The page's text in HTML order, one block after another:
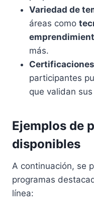
Variedad de
áreas como
más.
participantes
que validan
Ejemplos de
disponibles
A continuación, se
programas
línea: